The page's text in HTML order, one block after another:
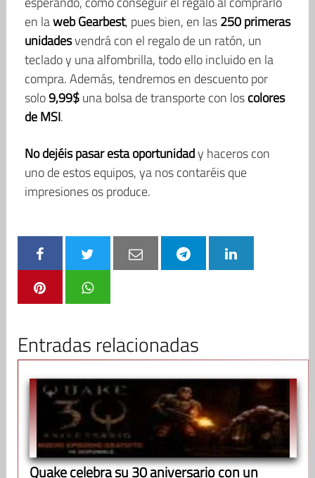
en laweb Gearbest, pues bien, en las250 primeras
unidadesvendrá con el regalo de un ratón, un
teclado y una alfombrilla, todo ello incluido en la
compra. Además, tendremos en descuento por
solo9,99$una bolsa de transporte con loscolores
de MSI.
No dejéis pasar esta oportunidady haceros con
uno de estos equipos, ya nos contaréis que
impresiones os produce.
Entradas relacionadas
Quake celebra su 30 aniversario con un